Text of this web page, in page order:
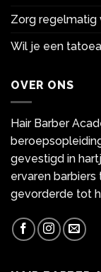
Zorg regelmatig
Wil je een
OVER ONS
Hair Barber
gevestigd in
ervaren barbiers
gevorderde tot